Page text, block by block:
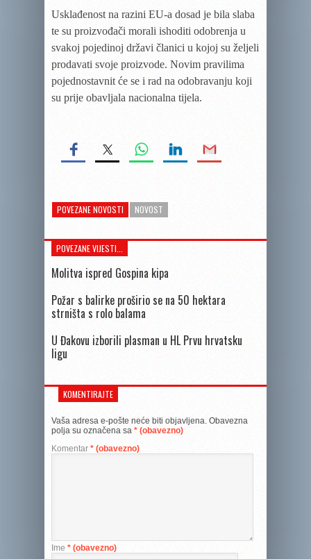
Usklađenost na razini EU-a dosad je bila slaba
te su proizvođači morali ishoditi odobrenja u
svakoj pojedinoj državi članici u kojoj su željeli
prodavati svoje proizvode. Novim pravilima
pojednostavnit će se i rad na odobravanju koji
su prije obavljala nacionalna tijela.
POVEZANE NOVOSTI NOVOST
POVEZANE VIJESTI...
Molitva ispred Gospina kipa
Požar s balirke proširio se na 50 hektara
strništa s rolo balama
U Đakovu izborili plasman u HL Prvu hrvatsku
ligu
KOMENTIRAJTE
Vaša adresa e-pošte neće biti objavljena. Obavezna
polja su označena sa * (obavezno)
Komentar * (obavezno)
Ime * (obavezno)